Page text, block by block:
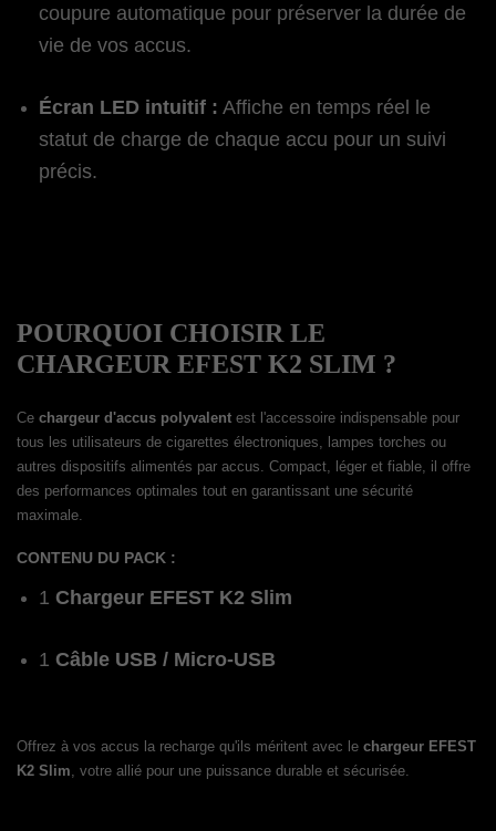
coupure automatique pour préserver la durée de
vie de vos accus.
Écran LED intuitif : Affiche en temps réel le
statut de charge de chaque accu pour un suivi
précis.
POURQUOI CHOISIR LE
CHARGEUR EFEST K2 SLIM ?
Ce chargeur d'accus polyvalent est l'accessoire indispensable pour
tous les utilisateurs de cigarettes électroniques, lampes torches ou
autres dispositifs alimentés par accus. Compact, léger et fiable, il offre
des performances optimales tout en garantissant une sécurité
maximale.
CONTENU DU PACK :
1 Chargeur EFEST K2 Slim
1 Câble USB / Micro-USB
Offrez à vos accus la recharge qu'ils méritent avec le chargeur EFEST
K2 Slim , votre allié pour une puissance durable et sécurisée.